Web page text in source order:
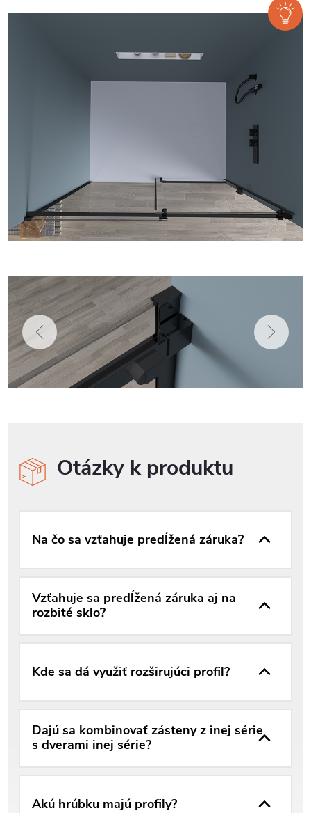
Otázky k produktu
Na čo sa vzťahuje predĺžená záruka?
Vzťahuje sa predĺžená záruka aj na
rozbité sklo?
Kde sa dá využiť rozširujúci profil?
Dajú sa kombinovať zásteny z inej série
s dverami inej série?
Akú hrúbku majú profily?